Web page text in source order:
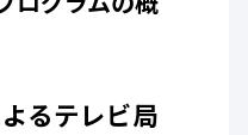
るテレビ局